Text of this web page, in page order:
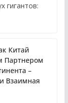
гигантов:
Китай
Партнером
–
Взаимная